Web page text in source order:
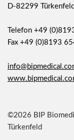
D-82299 Türkenfeld
Telefon +49
Fax +49 (0)8193
©2026 BIP
Türkenfeld